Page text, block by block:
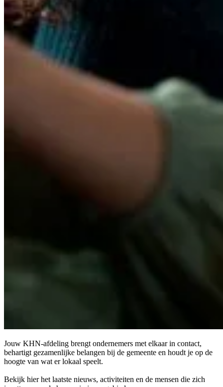
Jouw KHN-afdeling brengt ondernemers met elkaar in contact,
behartigt gezamenlijke belangen bij de gemeente en houdt je op de
hoogte van wat er lokaal speelt.
Bekijk hier het laatste nieuws, activiteiten en de mensen die zich